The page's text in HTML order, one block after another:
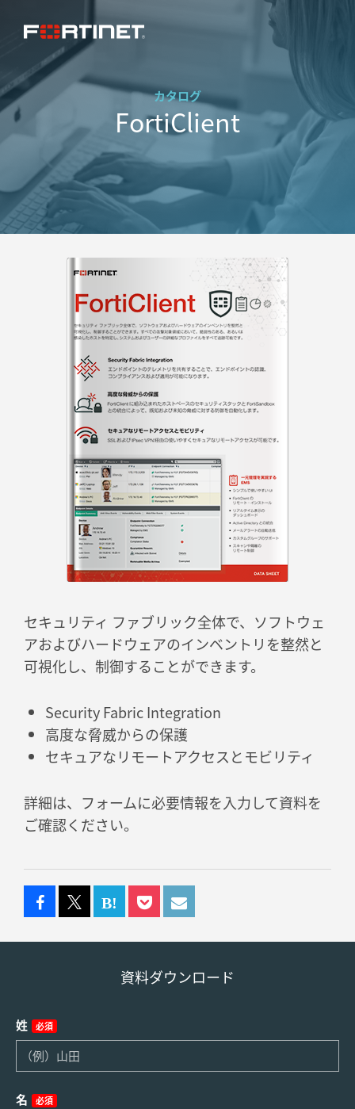
カタログ
FortiClient
セキュリティ ファブリック全体で、ソフトウェ
アおよびハードウェアのインベントリを整然と
可視化し、制御することができます。
Security Fabric Integration
高度な脅威からの保護
セキュアなリモートアクセスとモビリティ
詳細は、フォームに必要情報を入力して資料を
ご確認ください。
資料ダウンロード
姓 必須
名 必須